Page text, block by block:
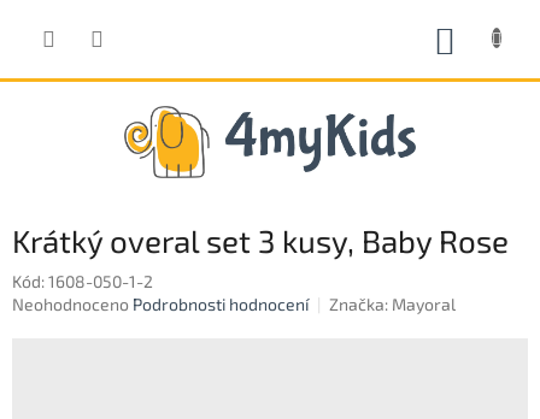
Krátký overal set 3 kusy, Baby Rose
Kód:1608-050-1-2
Průměrné
Neohodnoceno Podrobnosti hodnocení Značka: Mayoral